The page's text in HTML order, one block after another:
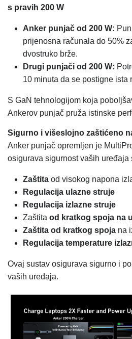
s pravih 200 W
Anker punjač od 200 W:
prijenosna računala do 50%
dvostruko brže.
Drugi punjači od 200 W:
10 minuta da se postigne ista
S GaN tehnologijom koja
Ankerov punjač pruža istinske
Sigurno i višeslojno zaštićeno
Anker punjač opremljen je
osigurava sigurnost vaših uređaja
Zaštita od visokog napona
Regulacija ulazne struje
Regulacija izlazne struje
Zaštita od kratkog spoja na
Zaštita od kratkog spoja na
Regulacija temperature
Ovaj sustav osigurava sigurno i
vaših uređaja.